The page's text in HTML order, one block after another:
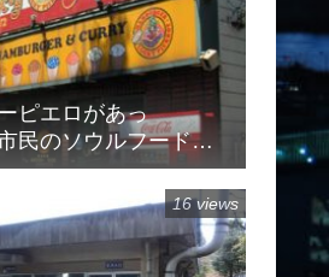
ピエロがあっ
民のソウルフードで
16 views